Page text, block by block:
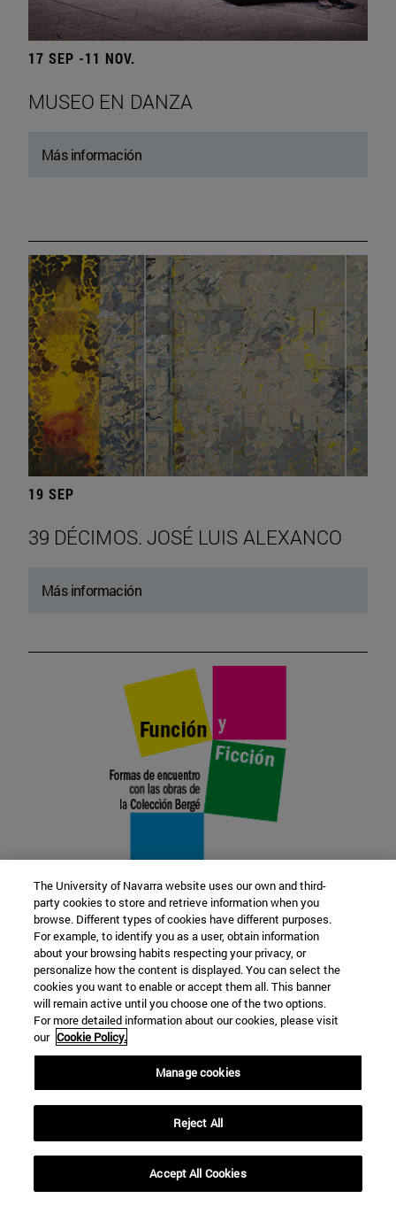
17 SEP -11 NOV.
MUSEO EN DANZA
Más información
19 SEP
39 DÉCIMOS. JOSÉ LUIS ALEXANCO
Más información
22 SEP
FUNCIÓN Y FICCIÓN. Varios artistas
Más información
The University of Navarra website uses our own and third-
party cookies to store and retrieve information when you
browse. Different types of cookies have different purposes.
For example, to identify you as a user, obtain information
about your browsing habits respecting your privacy, or
personalize how the content is displayed. You can select the
cookies you want to enable or accept them all. This banner
will remain active until you choose one of the two options.
For more detailed information about our cookies, please visit
our Cookie Policy.
Manage cookies
Reject All
Accept All Cookies